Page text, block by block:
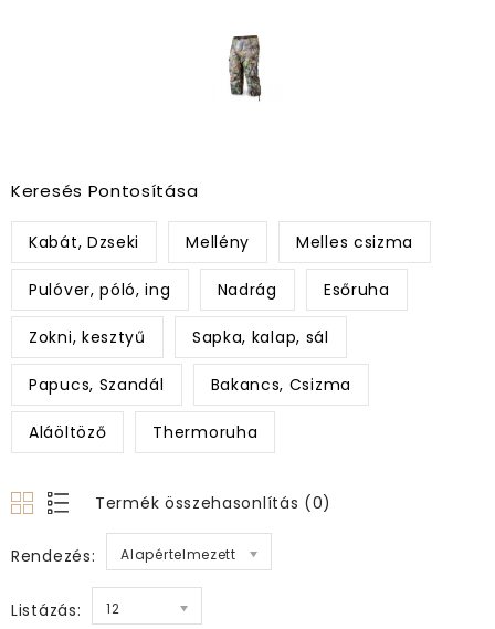
Keresés Pontosítása
Kabát, Dzseki Mellény Melles csizma
Pulóver, póló, ing Nadrág Esőruha
Zokni, kesztyű Sapka, kalap, sál
Papucs, Szandál Bakancs, Csizma
Aláöltöző Thermoruha
Termék összehasonlítás (0)
Rendezés: Alapértelmezett
Listázás: 12